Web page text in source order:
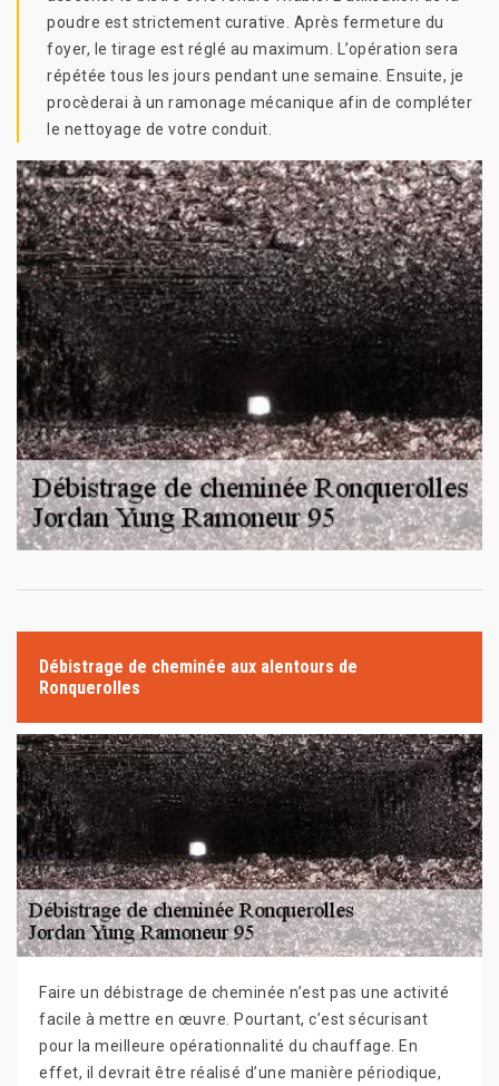
poudre est strictement curative. Après fermeture du
foyer, le tirage est réglé au maximum. L’opération sera
répétée tous les jours pendant une semaine. Ensuite, je
procèderai à un ramonage mécanique afin de compléter
le nettoyage de votre conduit.
Débistrage de cheminée aux alentours de
Ronquerolles
Faire un débistrage de cheminée n’est pas une activité
facile à mettre en œuvre. Pourtant, c’est sécurisant
pour la meilleure opérationnalité du chauffage. En
effet, il devrait être réalisé d’une manière périodique,